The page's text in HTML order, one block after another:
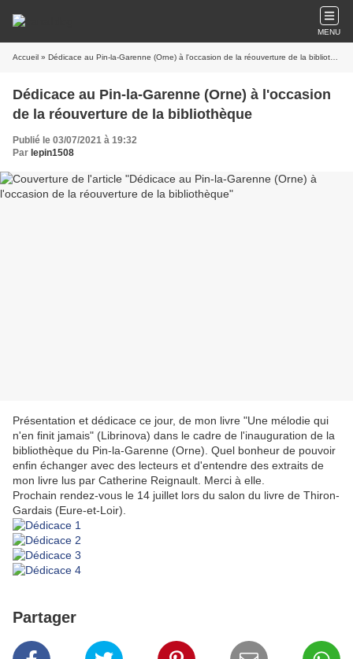
MENU
Accueil » Dédicace au Pin-la-Garenne (Orne) à l'occasion de la réouverture de la bibliothèque
Dédicace au Pin-la-Garenne (Orne) à l'occasion
de la réouverture de la bibliothèque
Publié le 03/07/2021 à 19:32
Par lepin1508
Présentation et dédicace ce jour, de mon livre "Une mélodie qui
n'en finit jamais" (Librinova) dans le cadre de l'inauguration de la
bibliothèque du Pin-la-Garenne (Orne). Quel bonheur de pouvoir
enfin échanger avec des lecteurs et d'entendre des extraits de
mon livre lus par Catherine Reignault. Merci à elle.
Prochain rendez-vous le 14 juillet lors du salon du livre de Thiron-
Gardais (Eure-et-Loir).
Partager